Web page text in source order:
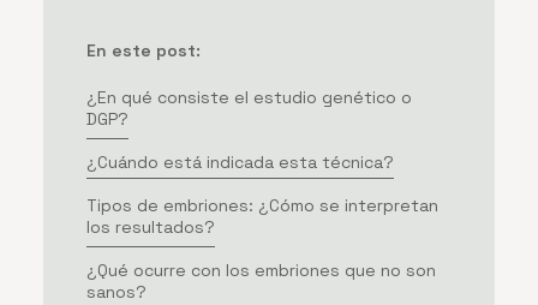
En este post:
¿En qué consiste el estudio genético o
DGP?
¿Cuándo está indicada esta técnica?
Tipos de embriones: ¿Cómo se interpretan
los resultados?
¿Qué ocurre con los embriones que no son
sanos?